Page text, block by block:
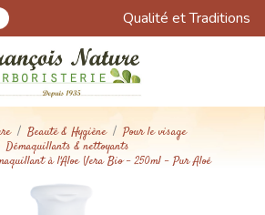
Qualité et Traditions
Beauté & Hygiène
Pour le visage
Démaquillants & nettoyants
à l'Aloe Vera Bio - 250ml - Pur Aloé
cookies